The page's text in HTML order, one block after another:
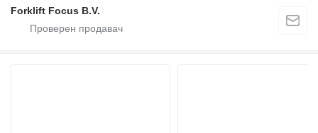
Forklift Focus B.V.